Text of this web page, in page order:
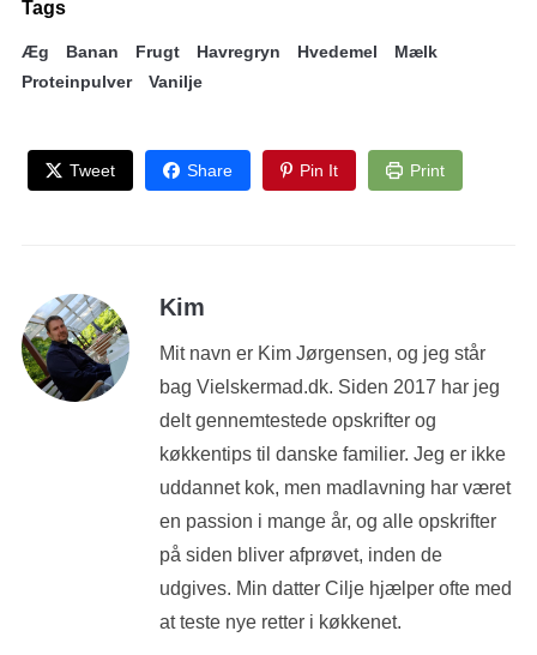
Tags
Æg Banan Frugt Havregryn Hvedemel
Mælk
Proteinpulver
Vanilje
Tweet Share Pin It Print
Kim
Mit navn er Kim Jørgensen, og jeg står
bag Vielskermad.dk. Siden 2017 har jeg
delt gennemtestede opskrifter og
køkkentips til danske familier. Jeg er ikke
uddannet kok, men madlavning har været
en passion i mange år, og alle opskrifter
på siden bliver afprøvet, inden de
udgives. Min datter Cilje hjælper ofte med
at teste nye retter i køkkenet.